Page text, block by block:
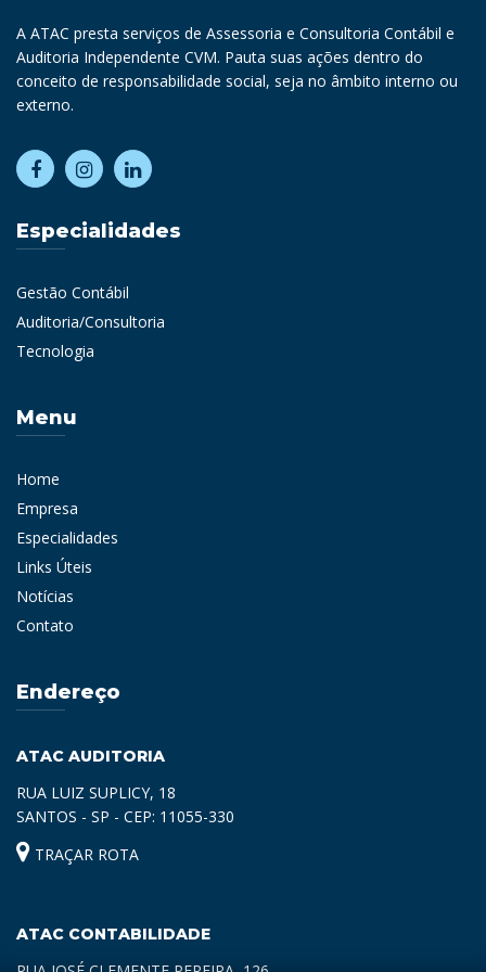
A ATAC presta serviços de Assessoria e Consultoria Contábil e
Auditoria Independente CVM. Pauta suas ações dentro do
conceito de responsabilidade social, seja no âmbito interno ou
externo.
Especialidades
Gestão Contábil
Auditoria/Consultoria
Tecnologia
Menu
Home
Empresa
Especialidades
Links Úteis
Notícias
Contato
Endereço
ATAC AUDITORIA
RUA LUIZ SUPLICY, 18
SANTOS - SP - CEP: 11055-330
TRAÇAR ROTA
ATAC CONTABILIDADE